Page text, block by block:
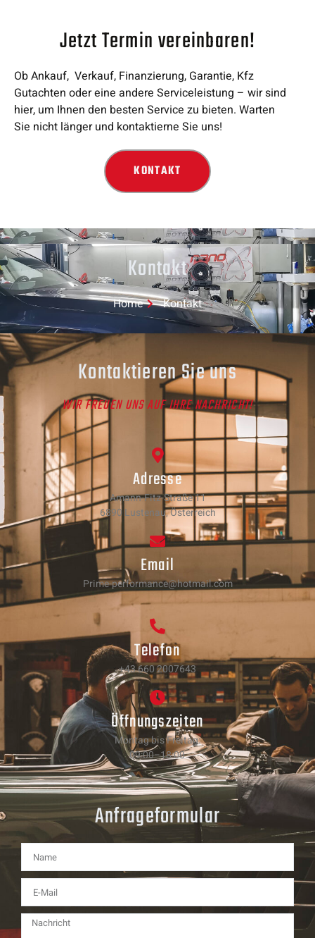
Jetzt Termin vereinbaren!
Ob Ankauf, Verkauf, Finanzierung, Garantie, Kfz
Gutachten oder eine andere Serviceleistung – wir sind
hier, um Ihnen den besten Service zu bieten. Warten
Sie nicht länger und kontaktierne Sie uns!
KONTAKT
Kontakt
Home Kontakt
Kontaktieren Sie uns
WIR FREUEN UNS AUF IHRE NACHRICHT!
Adresse
Amann-Fitz-Straße 11
6890 Lustenau, Österreich
Email
Prime-performance@hotmail.com
Telefon
+43 660 2007643
Öffnungszeiten
Montag bis Freitag:
09:00–18:00
Anfrageformular